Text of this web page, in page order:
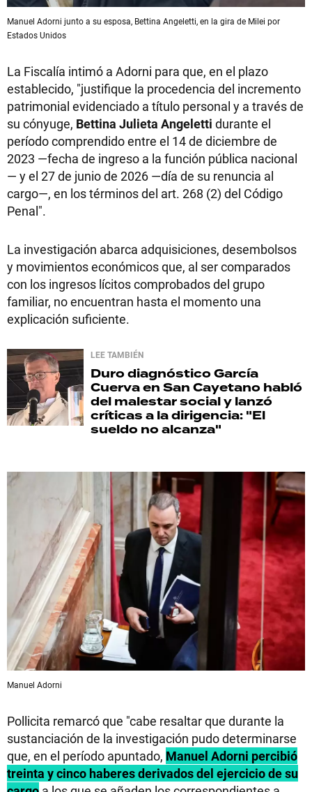
Manuel Adorni junto a su esposa, Bettina Angeletti, en la gira de Milei por
Estados Unidos
La Fiscalía intimó a Adorni para que, en el plazo
establecido, "justifique la procedencia del incremento
patrimonial evidenciado a título personal y a través de
su cónyuge, Bettina Julieta Angeletti durante el
período comprendido entre el 14 de diciembre de
2023 —fecha de ingreso a la función pública nacional
— y el 27 de junio de 2026 —día de su renuncia al
cargo—, en los términos del art. 268 (2) del Código
Penal".
La investigación abarca adquisiciones, desembolsos
y movimientos económicos que, al ser comparados
con los ingresos lícitos comprobados del grupo
familiar, no encuentran hasta el momento una
explicación suficiente.
LEE TAMBIÉN
Duro diagnósticoGarcía
Cuerva en San Cayetano habló
del malestar social y lanzó
críticas a la dirigencia: "El
sueldo no alcanza"
Manuel Adorni
Pollicita remarcó que "cabe resaltar que durante la
sustanciación de la investigación pudo determinarse
que, en el período apuntado, Manuel Adorni percibió
treinta y cinco haberes derivados del ejercicio de su